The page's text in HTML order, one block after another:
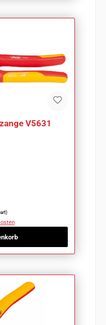
V5631